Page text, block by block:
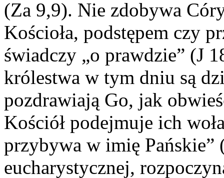
(Za 9,9). Nie zdobywa
Kościoła, podstępem czy
świadczy „o prawdzie” (J
królestwa w tym dniu są
pozdrawiają Go, jak
Kościół podejmuje ich
przybywa w imię Pańskie”
eucharystycznej,